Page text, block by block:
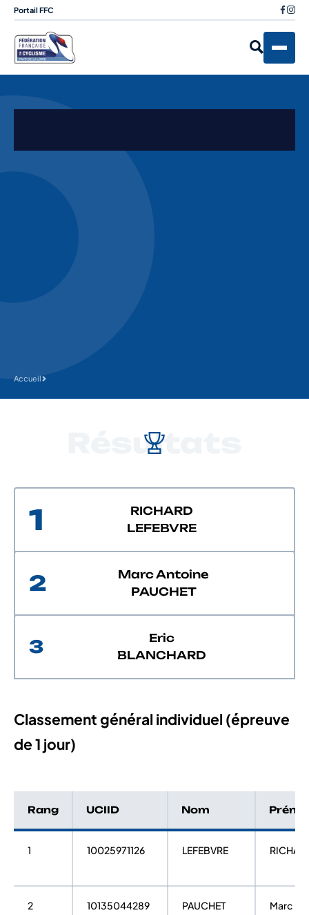
Portail FFC
Accueil
Résultats
1
RICHARD
LEFEBVRE
2
Marc Antoine
PAUCHET
3
Eric
BLANCHARD
Classement général individuel (épreuve
de 1 jour)
Rang UCIID Nom
1 10025971126 LEFEBVRE
2 10135044289 PAUCHET
Marc